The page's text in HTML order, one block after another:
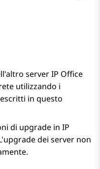
serverIP Office
utilizzando i
in questo
di upgrade in IP
dei server non